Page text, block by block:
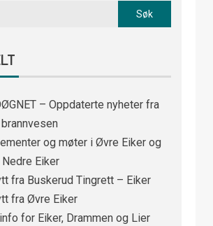
– Oppdaterte nyheter fra
og møter i Øvre Eiker og
Eiker
fra Buskerud Tingrett – Eiker
fra Øvre Eiker
for Eiker, Drammen og Lier